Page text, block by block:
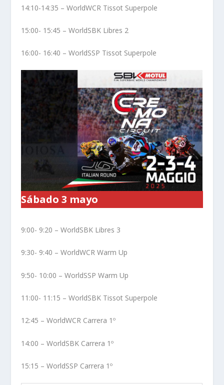
14:10-14:35 – WorldWCR Tissot Superpole
15:00- 15:45 – WorldSBK Libres 2
16:00- 16:40 – WorldSSP Tissot Superpole
Sábado 3 mayo
9:00- 9:20 – WorldSBK Libres 3
9:30- 9:40 – WorldWCR Warm Up
9:50- 10:00 – WorldSSP Warm Up
11:00- 11:15 – WorldSBK Tissot Superpole
12:45 – WorldWCR Carrera 1º
14:00 – WorldSBK Carrera 1º
15:15 – WorldSSP Carrera 1º